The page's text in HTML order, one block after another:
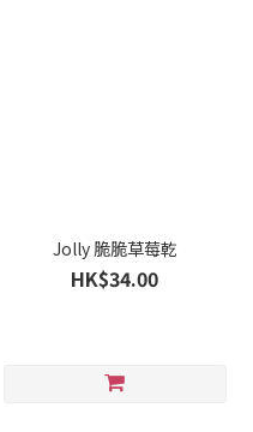
Jolly 脆脆草莓乾
HK$34.00